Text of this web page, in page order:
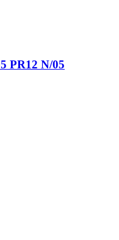
PR12 N/05